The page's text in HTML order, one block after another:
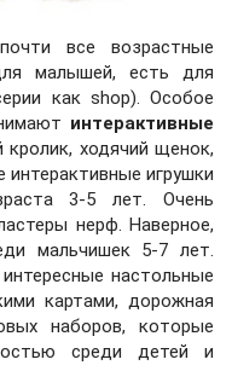
все возрастные
малышей, есть для
как shop). Особое
интерактивные
кролик, ходячий щенок,
интерактивные игрушки
3-5 лет. Очень
нерф. Наверное,
мальчишек 5-7 лет.
настольные
картами, дорожная
наборов, которые
среди детей и